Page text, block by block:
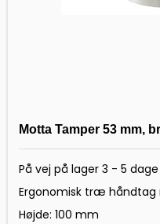
Motta Tamper 53 mm,
På vej på lager 3 - 5 dage
Ergonomisk træ håndtag
Højde: 100 mm